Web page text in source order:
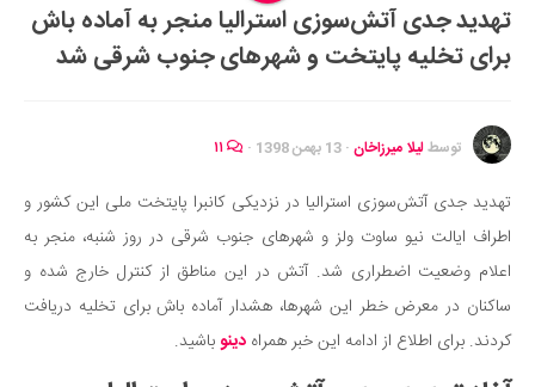
ایران گردی
جهان گردی
موفقیت و مهارت‌های فردی
تغذیه سالم
بهداشت
بیماری و درمان
کودک و مادر
تهدید جدی آتش‌سوزی استرالیا منجر به آماده باش
برای تخلیه پایتخت و شهرهای جنوب شرقی شد
توسطلیلا میرزاخان · 13 بهمن 1398 ·
تهدید جدی آتش‌سوزی استرالیا در نزدیکی کانبرا پایتخت ملی این کشور و
اطراف ایالت نیو ساوت ولز و شهرهای جنوب شرقی در روز شنبه، منجر به
اعلام وضعیت اضطراری شد. آتش در این مناطق از کنترل خارج شده و
ساکنان در معرض خطر این شهرها، هشدار آماده باش برای تخلیه دریافت
کردند. برای اطلاع از ادامه این خبر همراه دینوباشید.